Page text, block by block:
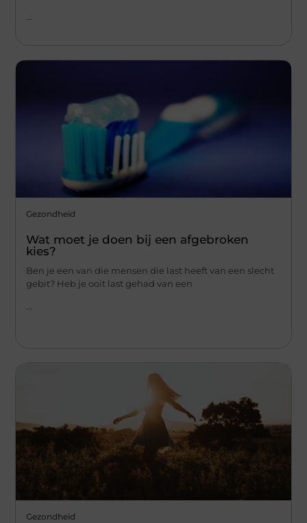
Gezondheid
Wat moet je doen bij een afgebroken
kies?
Ben je een van die mensen die last heeft van een slecht
gebit? Heb je ooit last gehad van een
Gezondheid